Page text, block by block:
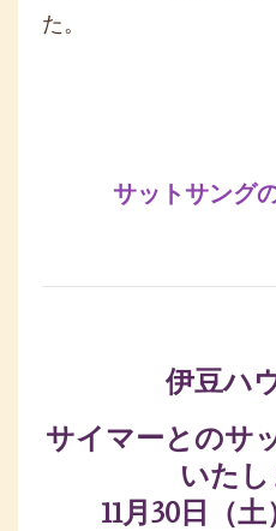
た。
サットサング
伊豆ハ
サイマーとのサ
いたし
11月30日（土